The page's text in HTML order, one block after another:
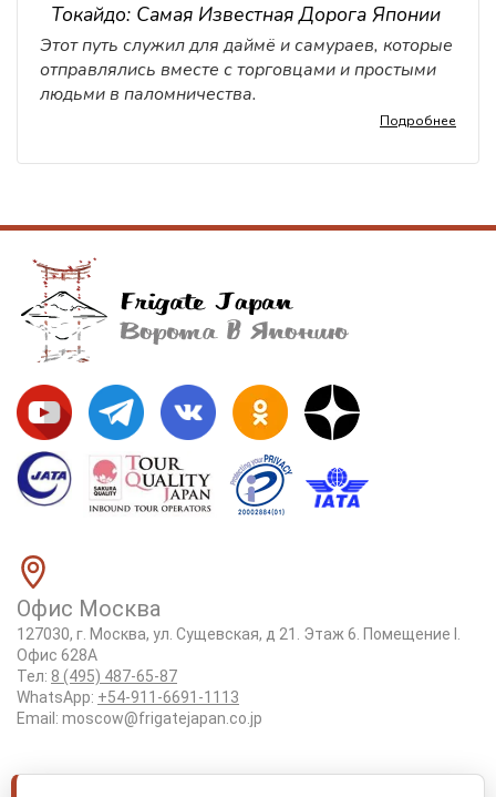
Токайдо: Самая Известная Дорога Японии
Этот путь служил для даймё и самураев, которые
отправлялись вместе с торговцами и простыми
людьми в паломничества.
Подробнее
Офис Москва
127030, г. Москва, ул. Сущевская, д 21. Этаж 6. Помещение I.
Офис 628А
Тел: 8 (495) 487-65-87
WhatsApp: +54-911-6691-1113
Email: moscow@frigatejapan.co.jp